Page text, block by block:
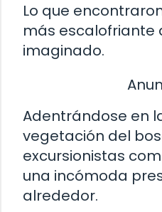
Lo que
más escalofriante
imaginado.
Adentrándose en
vegetación del
excursionistas
una incómoda
alrededor.